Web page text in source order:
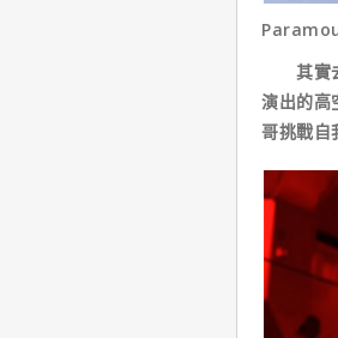
其實去
演出的高
哥挑戰自